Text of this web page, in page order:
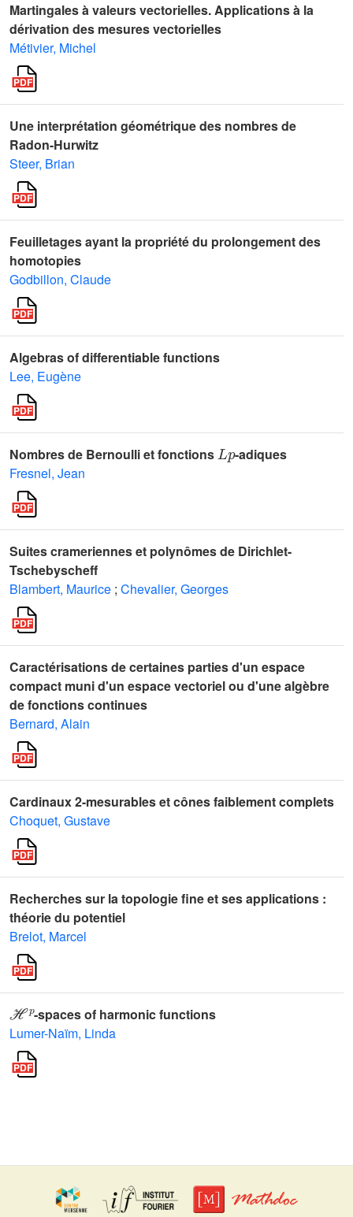
Martingales à valeurs vectorielles. Applications à la
dérivation des mesures vectorielles
Métivier, Michel
Une interprétation géométrique des nombres de
Radon-Hurwitz
Steer, Brian
Feuilletages ayant la propriété du prolongement des
homotopies
Godbillon, Claude
Algebras of differentiable functions
Lee, Eugène
Nombres de Bernoulli et fonctions
-adiques
Fresnel, Jean
Suites crameriennes et polynômes de Dirichlet-
Tschebyscheff
Blambert, Maurice ; Chevalier, Georges
Caractérisations de certaines parties d'un espace
compact muni d'un espace vectoriel ou d'une algèbre
de fonctions continues
Bernard, Alain
Cardinaux 2-mesurables et cônes faiblement complets
Choquet, Gustave
Recherches sur la topologie fine et ses applications :
théorie du potentiel
Brelot, Marcel
ℋp
-spaces of harmonic functions
Lumer-Naïm, Linda